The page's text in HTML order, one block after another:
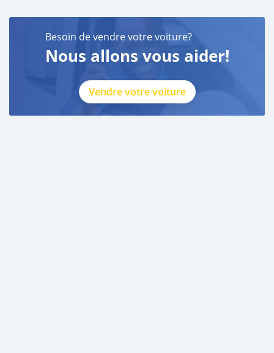
Besoin de vendre votre voiture?
Nous allons vous aider!
Vendre votre voiture